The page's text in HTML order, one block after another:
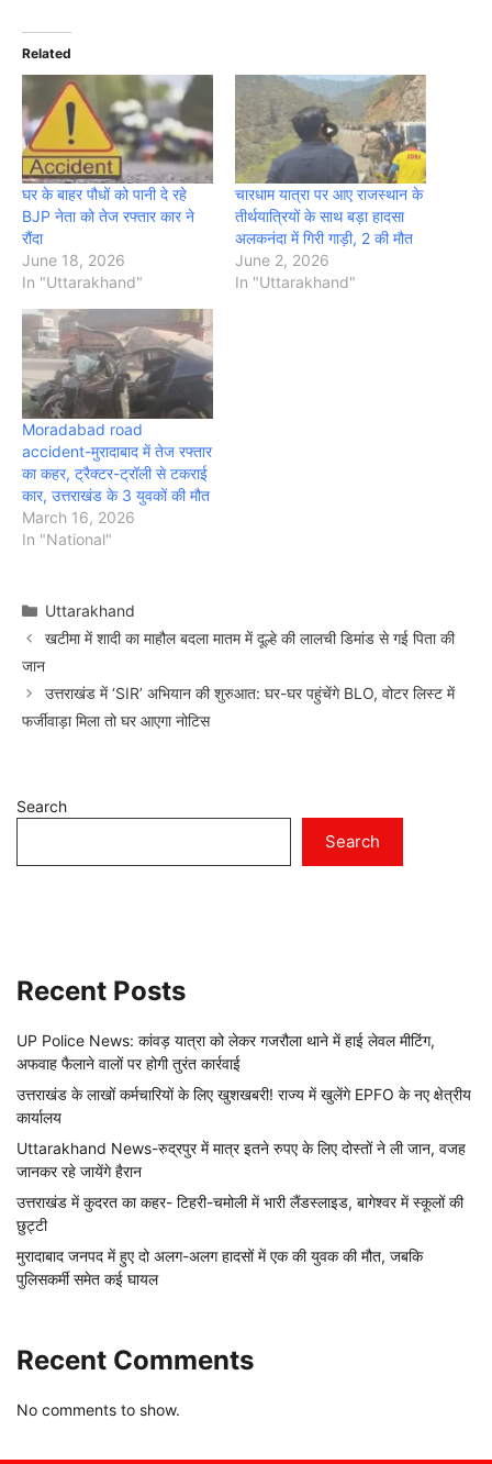
Related
घर के बाहर पौधों को पानी दे रहे
BJP नेता को तेज रफ्तार कार ने
रौंदा
June 18, 2026
In "Uttarakhand"
चारधाम यात्रा पर आए राजस्थान के
तीर्थयात्रियों के साथ बड़ा हादसा
अलकनंदा में गिरी गाड़ी, 2 की मौत
June 2, 2026
In "Uttarakhand"
Moradabad road
accident-मुरादाबाद में तेज रफ्तार
का कहर, ट्रैक्टर-ट्रॉली से टकराई
कार, उत्तराखंड के 3 युवकों की मौत
March 16, 2026
In "National"
Categories
Uttarakhand
खटीमा में शादी का माहौल बदला मातम में दूल्हे की लालची डिमांड से गई पिता की
जान
उत्तराखंड में ‘SIR’ अभियान की शुरुआत: घर-घर पहुंचेंगे BLO, वोटर लिस्ट में
फर्जीवाड़ा मिला तो घर आएगा नोटिस
Search
Search
Recent Posts
UP Police News: कांवड़ यात्रा को लेकर गजरौला थाने में हाई लेवल मीटिंग,
अफवाह फैलाने वालों पर होगी तुरंत कार्रवाई
उत्तराखंड के लाखों कर्मचारियों के लिए खुशखबरी! राज्य में खुलेंगे EPFO के नए क्षेत्रीय
कार्यालय
Uttarakhand News-रुद्रपुर में मात्र इतने रुपए के लिए दोस्तों ने ली जान, वजह
जानकर रहे जायेंगे हैरान
उत्तराखंड में कुदरत का कहर- टिहरी-चमोली में भारी लैंडस्लाइड, बागेश्वर में स्कूलों की
छुट्टी
मुरादाबाद जनपद में हुए दो अलग-अलग हादसों में एक की युवक की मौत, जबकि
पुलिसकर्मी समेत कई घायल
Recent Comments
No comments to show.